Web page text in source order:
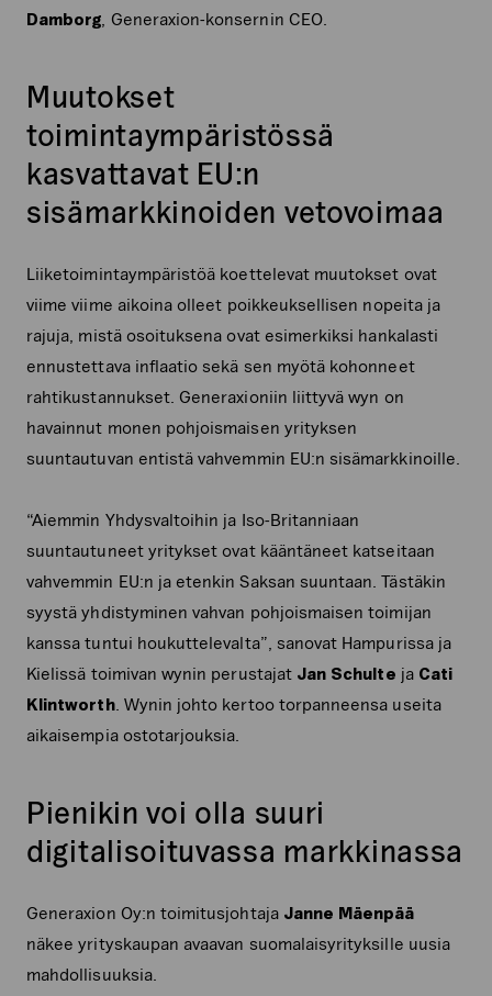
Damborg , Generaxion-konsernin CEO.
Muutokset
toimintaympäristössä
kasvattavat EU:n
sisämarkkinoiden vetovoimaa
Liiketoimintaympäristöä koettelevat muutokset ovat
viime viime aikoina olleet poikkeuksellisen nopeita ja
rajuja, mistä osoituksena ovat esimerkiksi hankalasti
ennustettava inflaatio sekä sen myötä kohonneet
rahtikustannukset. Generaxioniin liittyvä wyn on
havainnut monen pohjoismaisen yrityksen
suuntautuvan entistä vahvemmin EU:n sisämarkkinoille.
“Aiemmin Yhdysvaltoihin ja Iso-Britanniaan
suuntautuneet yritykset ovat kääntäneet katseitaan
vahvemmin EU:n ja etenkin Saksan suuntaan. Tästäkin
syystä yhdistyminen vahvan pohjoismaisen toimijan
kanssa tuntui houkuttelevalta”, sanovat Hampurissa ja
Kielissä toimivan wynin perustajat Jan Schulte ja Cati
Klintworth. Wynin johto kertoo torpanneensa useita
aikaisempia ostotarjouksia.
Pienikin voi olla suuri
digitalisoituvassa markkinassa
Generaxion Oy:n toimitusjohtaja Janne Mäenpää
näkee yrityskaupan avaavan suomalaisyrityksille uusia
mahdollisuuksia.